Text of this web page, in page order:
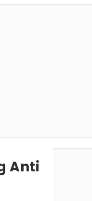
Anti